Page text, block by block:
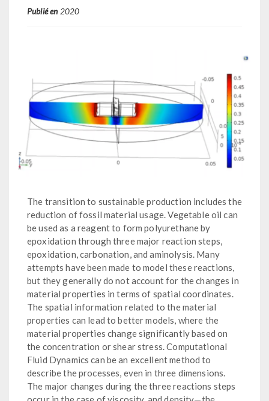
Publié en 2020
The transition to sustainable production includes the
reduction of fossil material usage. Vegetable oil can
be used as a reagent to form polyurethane by
epoxidation through three major reaction steps,
epoxidation, carbonation, and aminolysis. Many
attempts have been made to model these reactions,
but they generally do not account for the changes in
material properties in terms of spatial coordinates.
The spatial information related to the material
properties can lead to better models, where the
material properties change significantly based on
the concentration or shear stress. Computational
Fluid Dynamics can be an excellent method to
describe the processes, even in three dimensions.
The major changes during the three reactions steps